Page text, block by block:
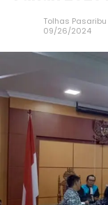
Tolhas Pasaribu
09/26/2024